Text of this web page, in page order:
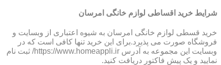
شرایط خرید اقساطی لوازم خانگی امرسان
خرید قسطی لوازم خانگی امرسان به شیوه اعتباری از وبسایت و
فروشگاه صورت می پذیرد.برای این خرید تنها کافی است که در
وبسایت این مجموعه به آدرس https://www.homeappli.ir/ ثبت نام
نمایید و یک پیش فاکتور دریافت کنید.